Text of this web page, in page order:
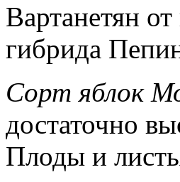
Вартанетян
гибрида
Сорт яблок
достаточно
Плоды и